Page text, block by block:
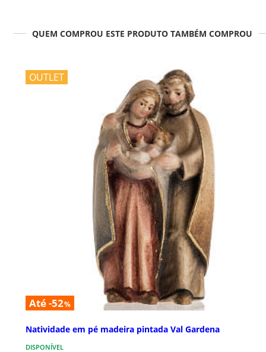
QUEM COMPROU ESTE PRODUTO TAMBÉM COMPROU
OUTLET
Até -52%
Natividade em pé madeira pintada Val Gardena
DISPONÍVEL